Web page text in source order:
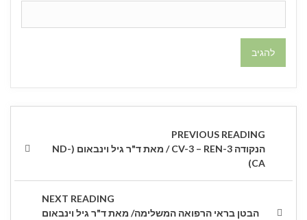
PREVIOUS
POST
הנקודה 3-CV-3 – REN / מאת ד"ר גיל וינבאום (ND-
CA)
NEXT
הבטן בראי הרפואה המשלימה/ מאת ד"ר גיל וינבאום